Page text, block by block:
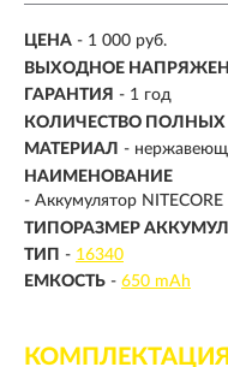
ЦЕНА - 1 000 руб.
ВЫХОДНОЕ
ГАРАНТИЯ - 1 год
КОЛИЧЕСТВО ПОЛНЫХ
МАТЕРИАЛ -
НАИМЕНОВАНИЕ
- Аккумулятор
ТИПОРАЗМЕР
ТИП - 16340
ЕМКОСТЬ - 650 mAh
КОМПЛЕКТАЦИЯ